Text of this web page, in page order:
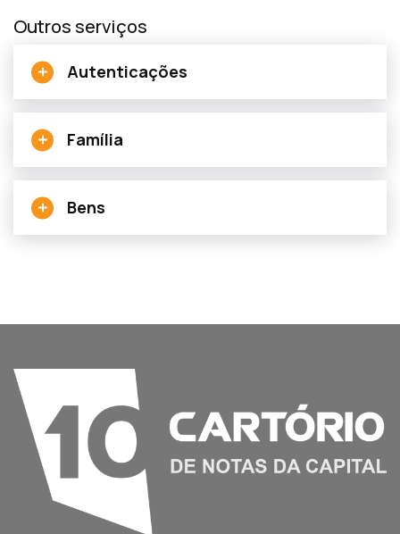
Outros serviços
Autenticações
Família
Bens